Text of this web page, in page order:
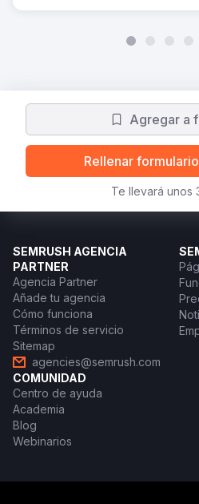
Agregar a
Rellenar
Te llevará unos
SEMRUSH AGENCIA
PARTNER
Agencia Partner
Añade tu agencia
Cómo funciona
Términos de servicio
Sitemap
agencies@semrush.com
COMUNIDAD
Centro de ayuda
Academia
Blog
Webinarios